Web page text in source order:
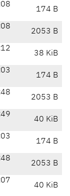
174 B
2053 B
38 KiB
174 B
2053 B
40 KiB
174 B
2053 B
40 KiB